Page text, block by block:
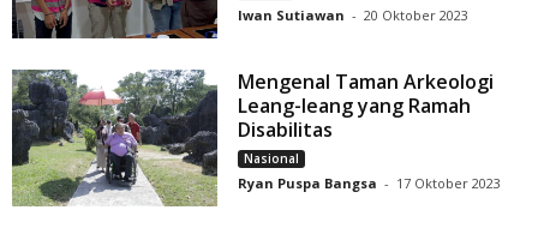
Iwan Sutiawan - 20 Oktober 2023
Mengenal Taman Arkeologi
Leang-leang yang Ramah
Disabilitas
Nasional
Ryan Puspa Bangsa - 17 Oktober 2023